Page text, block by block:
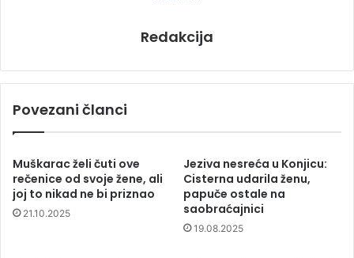
Redakcija
Povezani članci
Muškarac želi čuti ove
rečenice od svoje žene, ali
joj to nikad ne bi priznao
21.10.2025
Jeziva nesreća u Konjicu:
Cisterna udarila ženu,
papuče ostale na
saobraćajnici
19.08.2025